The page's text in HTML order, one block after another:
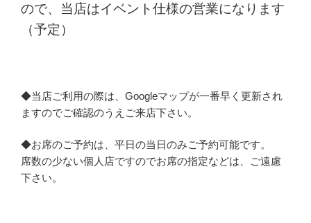
ので、当店はイベント仕様の営業になります
（予定）
◆当店ご利用の際は、Googleマップが一番早く更新され
ますのでご確認のうえご来店下さい。
◆お席のご予約は、平日の当日のみご予約可能です。
席数の少ない個人店ですのでお席の指定などは、ご遠慮
下さい。